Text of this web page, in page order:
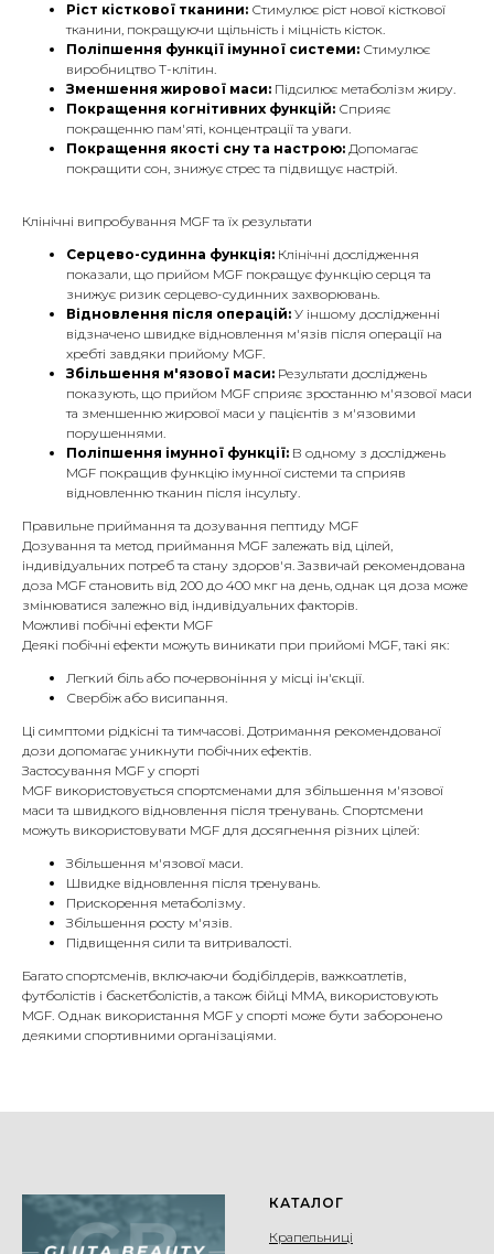
Ріст кісткової тканини: Стимулює ріст нової кісткової
тканини, покращуючи щільність і міцність кісток.
Поліпшення функції імунної системи: Стимулює
виробництво Т-клітин.
Зменшення жирової маси: Підсилює метаболізм жиру.
Покращення когнітивних функцій: Сприяє
покращенню пам'яті, концентрації та уваги.
Покращення якості сну та настрою: Допомагає
покращити сон, знижує стрес та підвищує настрій.
Клінічні випробування MGF та їх результати
Серцево-судинна функція: Клінічні дослідження
показали, що прийом MGF покращує функцію серця та
знижує ризик серцево-судинних захворювань.
Відновлення після операцій: У іншому дослідженні
відзначено швидке відновлення м'язів після операції на
хребті завдяки прийому MGF.
Збільшення м'язової маси: Результати досліджень
показують, що прийом MGF сприяє зростанню м'язової маси
та зменшенню жирової маси у пацієнтів з м'язовими
порушеннями.
Поліпшення імунної функції: В одному з досліджень
MGF покращив функцію імунної системи та сприяв
відновленню тканин після інсульту.
Правильне приймання та дозування пептиду MGF
Дозування та метод приймання MGF залежать від цілей,
індивідуальних потреб та стану здоров'я. Зазвичай рекомендована
доза MGF становить від 200 до 400 мкг на день, однак ця доза може
змінюватися залежно від індивідуальних факторів.
Можливі побічні ефекти MGF
Деякі побічні ефекти можуть виникати при прийомі MGF, такі як:
Легкий біль або почервоніння у місці ін'єкції.
Свербіж або висипання.
Ці симптоми рідкісні та тимчасові. Дотримання рекомендованої
дози допомагає уникнути побічних ефектів.
Застосування MGF у спорті
MGF використовується спортсменами для збільшення м'язової
маси та швидкого відновлення після тренувань. Спортсмени
можуть використовувати MGF для досягнення різних цілей:
Збільшення м'язової маси.
Швидке відновлення після тренувань.
Прискорення метаболізму.
Збільшення росту м'язів.
Підвищення сили та витривалості.
Багато спортсменів, включаючи бодібілдерів, важкоатлетів,
футболістів і баскетболістів, а також бійці MMA, використовують
MGF. Однак використання MGF у спорті може бути заборонено
деякими спортивними організаціями.
КАТАЛОГ
Крапельниці